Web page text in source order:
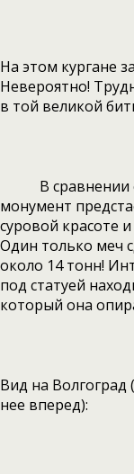
На этом кургане
Невероятно!
в той великой
В сравнении с
монумент
суровой красоте
Один только меч
около 14 тонн!
под статуей
который она
Вид на Волгоград
нее вперед):